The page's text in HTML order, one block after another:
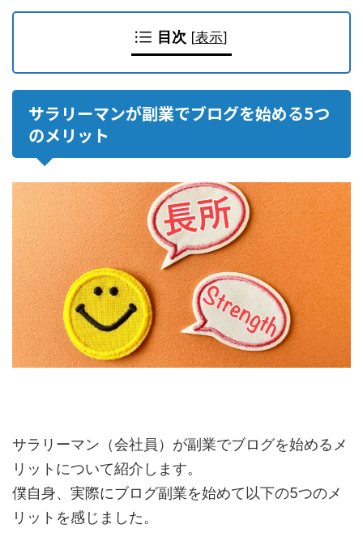
目次 [表示]
サラリーマンが副業でブログを始める5つ
のメリット
サラリーマン（会社員）が副業でブログを始めるメ
リットについて紹介します。
僕自身、実際にブログ副業を始めて以下の5つのメ
リットを感じました。